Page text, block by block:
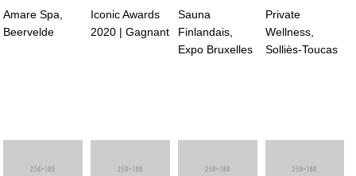
Amare Spa,
Beervelde
Iconic Awards
2020 | Gagnant
Sauna
Finlandais,
Expo Bruxelles
Private
Wellness,
Solliès-Toucas